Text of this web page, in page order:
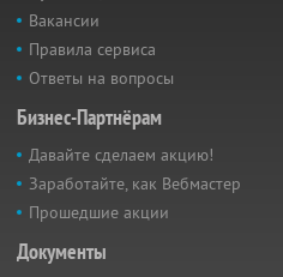
Вакансии
Правила сервиса
Ответы на вопросы
Бизнес-Партнёрам
Давайте сделаем акцию!
Заработайте, как Вебмастер
Прошедшие акции
Документы